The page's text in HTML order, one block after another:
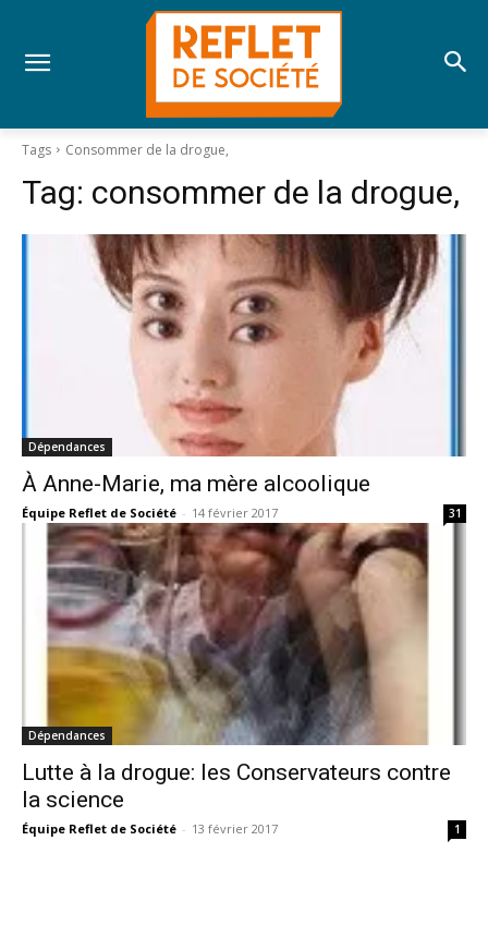
Tags Consommer de la drogue,
Tag: consommer de la drogue,
Dépendances
À Anne-Marie, ma mère alcoolique
Équipe Reflet de Société - 14 février 2017 31
Dépendances
Lutte à la drogue: les Conservateurs contre
la science
Équipe Reflet de Société - 13 février 2017 1